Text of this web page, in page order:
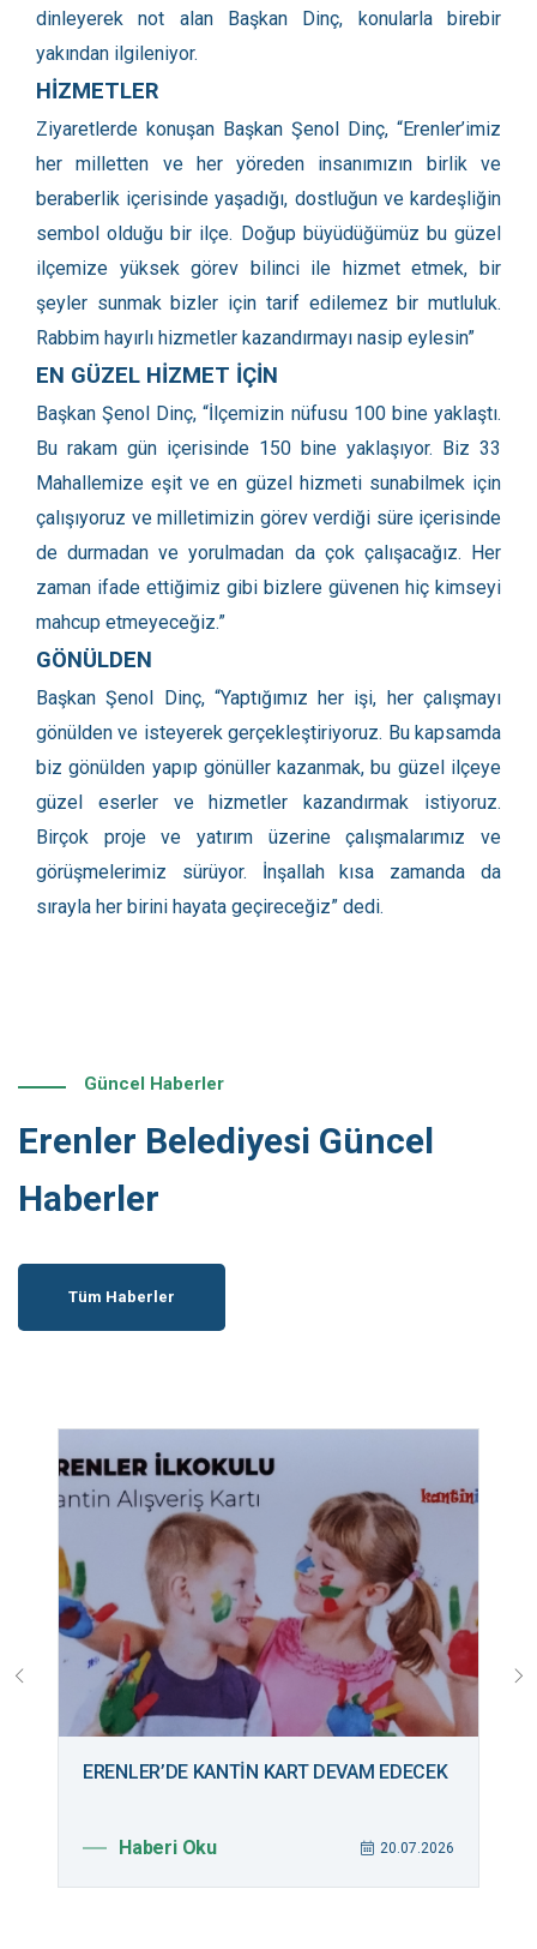
dinleyerek not alan Başkan Dinç, konularla birebir
yakından ilgileniyor.
HİZMETLER
Ziyaretlerde konuşan Başkan Şenol Dinç, “Erenler’imiz
her milletten ve her yöreden insanımızın birlik ve
beraberlik içerisinde yaşadığı, dostluğun ve kardeşliğin
sembol olduğu bir ilçe. Doğup büyüdüğümüz bu güzel
ilçemize yüksek görev bilinci ile hizmet etmek, bir
şeyler sunmak bizler için tarif edilemez bir mutluluk.
Rabbim hayırlı hizmetler kazandırmayı nasip eylesin”
EN GÜZEL HİZMET İÇİN
Başkan Şenol Dinç, “İlçemizin nüfusu 100 bine yaklaştı.
Bu rakam gün içerisinde 150 bine yaklaşıyor. Biz 33
Mahallemize eşit ve en güzel hizmeti sunabilmek için
çalışıyoruz ve milletimizin görev verdiği süre içerisinde
de durmadan ve yorulmadan da çok çalışacağız. Her
zaman ifade ettiğimiz gibi bizlere güvenen hiç kimseyi
mahcup etmeyeceğiz.”
GÖNÜLDEN
Başkan Şenol Dinç, “Yaptığımız her işi, her çalışmayı
gönülden ve isteyerek gerçekleştiriyoruz. Bu kapsamda
biz gönülden yapıp gönüller kazanmak, bu güzel ilçeye
güzel eserler ve hizmetler kazandırmak istiyoruz.
Birçok proje ve yatırım üzerine çalışmalarımız ve
görüşmelerimiz sürüyor. İnşallah kısa zamanda da
sırayla her birini hayata geçireceğiz” dedi.
Güncel Haberler
Erenler Belediyesi Güncel
Haberler
Tüm Haberler
ERENLER’DE KANTİN KART DEVAM EDECEK
Haberi Oku 20.07.2026